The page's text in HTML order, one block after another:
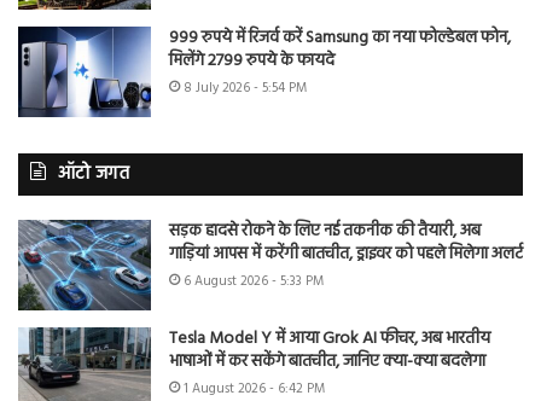
999 रुपये में रिजर्व करें Samsung का नया फोल्डेबल फोन,
मिलेंगे 2799 रुपये के फायदे
8 July 2026 - 5:54 PM
ऑटो जगत
सड़क हादसे रोकने के लिए नई तकनीक की तैयारी, अब
गाड़ियां आपस में करेंगी बातचीत, ड्राइवर को पहले मिलेगा अलर्ट
6 August 2026 - 5:33 PM
Tesla Model Y में आया Grok AI फीचर, अब भारतीय
भाषाओं में कर सकेंगे बातचीत, जानिए क्या-क्या बदलेगा
1 August 2026 - 6:42 PM